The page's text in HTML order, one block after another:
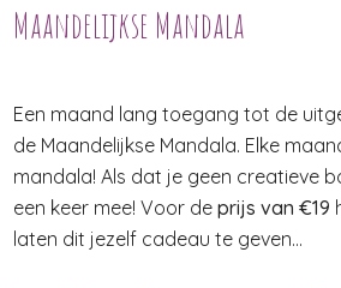
Maandelijkse Mandala
Een maand lang toegang tot de
de Maandelijkse Mandala. Elke
mandala! Als dat je geen creatieve
een keer mee! Voor de prijs van €19
laten dit jezelf cadeau te geven...